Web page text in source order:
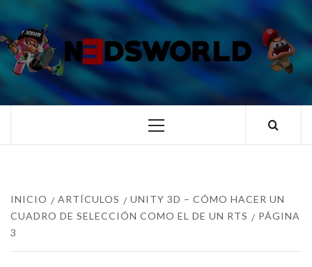
al
contenido
TUS ESPECIALISTAS EN NINTENDO
Menú
INICIO ARTÍCULOS
UNITY 3D – CÓMO HACER UN
CUADRO DE SELECCIÓN COMO EL DE UN RTS
PÁGINA
3